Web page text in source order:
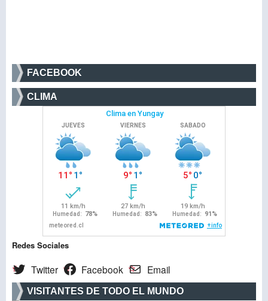
FACEBOOK
CLIMA
Redes Sociales
Twitter Facebook Email
VISITANTES DE TODO EL MUNDO